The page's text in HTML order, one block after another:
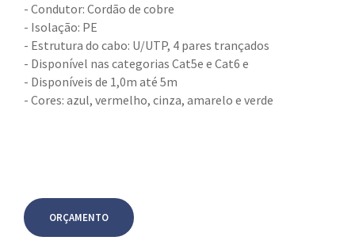
- Condutor: Cordão de cobre
- Isolação: PE
- Estrutura do cabo: U/UTP, 4 pares trançados
- Disponível nas categorias Cat5e e Cat6 e
- Disponíveis de 1,0m até 5m
- Cores: azul, vermelho, cinza, amarelo e verde
ORÇAMENTO